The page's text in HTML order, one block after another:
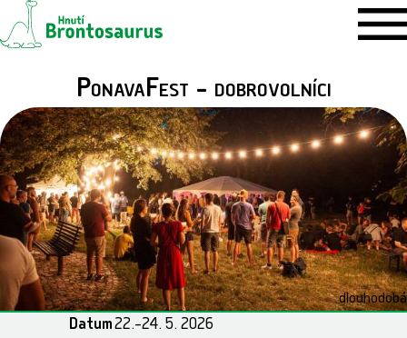
PonavaFest - dobrovolníci
dlouhodobá
Datum22.–24. 5. 2026